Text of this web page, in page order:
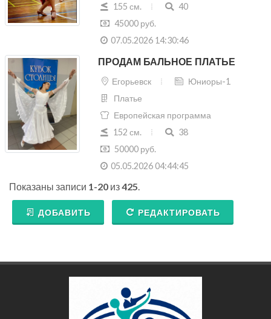
155 см.
40
45000 руб.
07.05.2026 14:30:46
ПРОДАМ БАЛЬНОЕ ПЛАТЬЕ
Егорьевск
Юниоры-1
Платье
Европейская программа
152 см.
38
50000 руб.
05.05.2026 04:44:45
Показаны записи 1-20 из425
ДОБАВИТЬ РЕДАКТИРОВАТЬ